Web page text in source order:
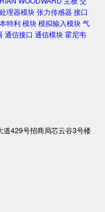
处理器模块张力传感器接口
本特利模块模拟输入模块气
通信接口 通信模块霍尼韦
道429号招商局芯云谷3号楼